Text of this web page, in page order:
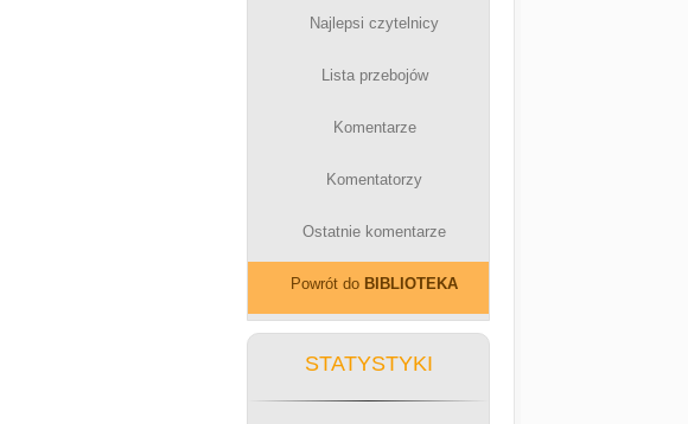
Najlepsi czytelnicy
Lista przebojów
Komentarze
Komentatorzy
Ostatnie komentarze
Powrót do BIBLIOTEKA
STATYSTYKI